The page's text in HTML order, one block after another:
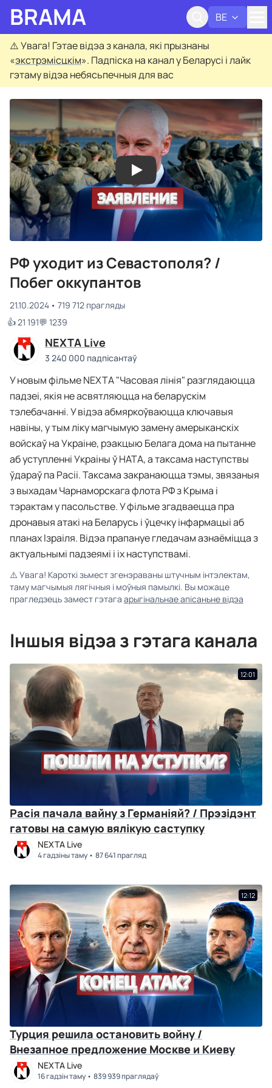
BRAMA BE
⚠️Увага! Гэтае відэа з канала, які прызнаны
«экстрэмісцкім». Падпіска на канал у Беларусі і лайк
гэтаму відэа небясьпечныя для вас
РФ уходит из Севастополя? /
Побег оккупантов
21.10.2024
719 712 прагляды
👍 21 191💬 1239
NEXTA Live
3 240 000 падпісантаў
У новым фільме NEXTA "Часовая лінія" разглядаюцца
падзеі, якія не асвятляюцца на беларускім
тэлебачанні. У відэа абмяркоўваюцца ключавыя
навіны, у тым ліку магчымую замену амерыканскіх
войскаў на Украіне, рэакцыю Белага дома на пытанне
аб уступленні Украіны ў НАТА, а таксама наступствы
ўдараў па Расіі. Таксама закранаюцца тэмы, звязаныя
з выхадам Чарнаморскага флота РФ з Крыма і
тэрактам у пасольстве. У фільме згадваецца пра
дронавыя атакі на Беларусь і ўцечку інфармацыі аб
планах Ізраіля. Відэа прапануе гледачам азнаёміцца з
актуальнымі падзеямі і іх наступствамі.
⚠️ Увага! Кароткі зьмест згенэраваны штучным інтэлектам,
таму магчымыя лягічныя і моўныя памылкі. Вы можаце
прагледзець замест гэтага арыгінальнае апісаньне відэа
Іншыя відэа з гэтага канала
12:01
Расія пачала вайну з Германіяй? / Прэзідэнт
гатовы на самую вялікую саступку
NEXTA Live
4 гадзіны таму 87 641 прагляд
12:12
Турция решила остановить войну /
Внезапное предложение Москве и Киеву
NEXTA Live
16 гадзін таму 839 939 праглядаў